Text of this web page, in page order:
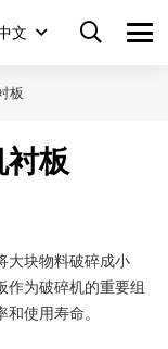
文
板
板
大块物料破碎成小
作为破碎机的重要组
使用寿命。